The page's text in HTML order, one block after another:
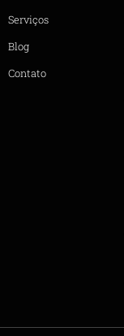
Serviços
Blog
Contato